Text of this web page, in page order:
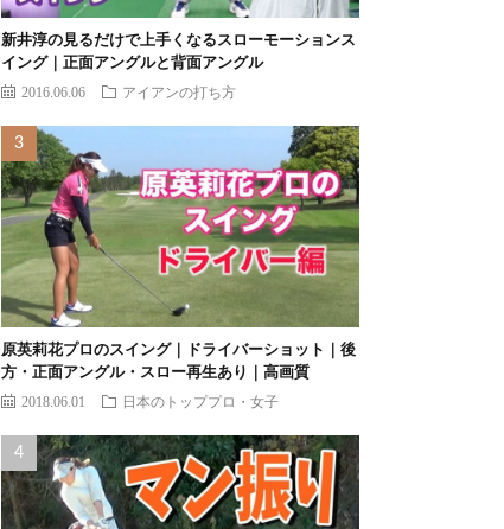
新井淳の見るだけで上手くなるスローモーションス
イング｜正面アングルと背面アングル
2016.06.06 アイアンの打ち方
原英莉花プロのスイング｜ドライバーショット｜後
方・正面アングル・スロー再生あり｜高画質
2018.06.01 日本のトッププロ・女子